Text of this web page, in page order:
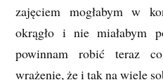
zajęciem mogłabym w
okrągło i nie miałabym
powinnam robić teraz
wrażenie, że i tak na wiele